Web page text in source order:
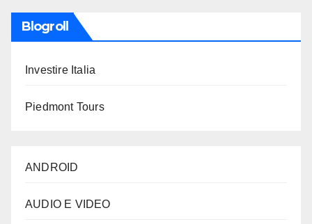
Blogroll
Investire Italia
Piedmont Tours
ANDROID
AUDIO E VIDEO